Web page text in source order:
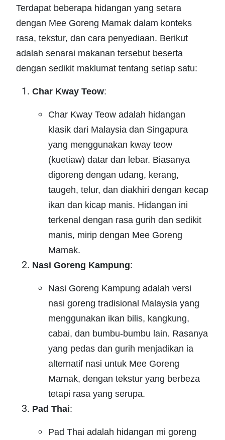
Terdapat beberapa hidangan yang setara
dengan Mee Goreng Mamak dalam konteks
rasa, tekstur, dan cara penyediaan. Berikut
adalah senarai makanan tersebut beserta
dengan sedikit maklumat tentang setiap satu:
Char Kway Teow:
Char Kway Teow adalah hidangan
klasik dari Malaysia dan Singapura
yang menggunakan kway teow
(kuetiaw) datar dan lebar. Biasanya
digoreng dengan udang, kerang,
taugeh, telur, dan diakhiri dengan kecap
ikan dan kicap manis. Hidangan ini
terkenal dengan rasa gurih dan sedikit
manis, mirip dengan Mee Goreng
Mamak.
Nasi Goreng Kampung:
Nasi Goreng Kampung adalah versi
nasi goreng tradisional Malaysia yang
menggunakan ikan bilis, kangkung,
cabai, dan bumbu-bumbu lain. Rasanya
yang pedas dan gurih menjadikan ia
alternatif nasi untuk Mee Goreng
Mamak, dengan tekstur yang berbeza
tetapi rasa yang serupa.
Pad Thai:
Pad Thai adalah hidangan mi goreng